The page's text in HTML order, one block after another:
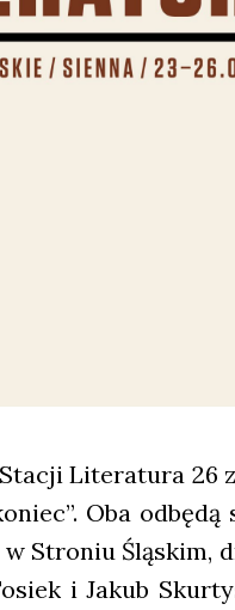
Lite­ra­tu­ra 26
Oba
w Stro­niu
i Jakub